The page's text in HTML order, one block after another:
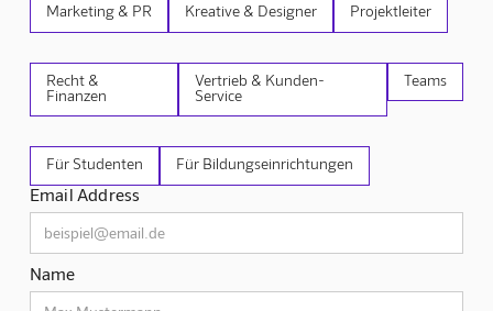
Marketing & PR Kreative & Designer Projektleiter
Recht &
Finanzen
Vertrieb & Kunden-
Service
Teams
Für Studenten Für Bildungseinrichtungen
Email Address
Name